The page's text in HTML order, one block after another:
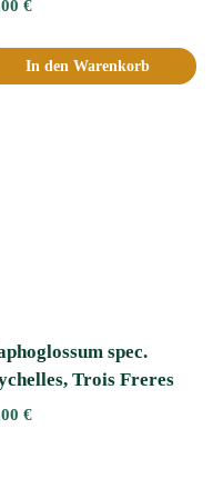
€
In den Warenkorb
spec.
Trois Freres
€